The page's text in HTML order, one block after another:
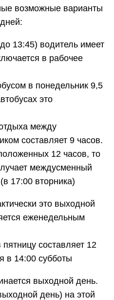
возможные варианты
13:45) водитель имеет
в рабочее
в понедельник 9,5
это
между
составляет 9 часов.
12 часов, то
междусменный
17:00 вторника)
это выходной
еженедельным
составляет 12
в 14:00 субботы
выходной день.
день) на этой